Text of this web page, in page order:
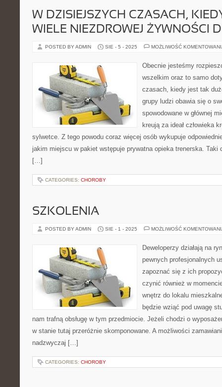
W DZISIEJSZYCH CZASACH,
WIELE NIEZDROWEJ ŻYWNOŚCI
POSTED BY ADMIN SIE - 5 - 2025 MOŻLIWOŚĆ
Obecnie jesteśmy
wszelkim oraz to samo
czasach, kiedy jest tak
grupy ludzi obawia się o
spowodowane w głównej
kreują za ideał człowieka
sylwetce. Z tego powodu coraz więcej osób wykupuje
jakim miejscu w pakiet wstępuje prywatna opieka trenerska. Taki
[…]
CATEGORIES: CHOROBY
SZKOLENIA
POSTED BY ADMIN SIE - 1 - 2025 MOŻLIWOŚĆ
Deweloperzy działają na
pewnych profesjonalnych
zapoznać się z ich
czynić również w
wnętrz do lokalu
będzie wziąć pod uwagę
nam trafną obsługę w tym przedmiocie. Jeżeli chodzi o
w stanie tutaj przeróżnie skomponowane. A możliwości
nadzwyczaj […]
CATEGORIES: CHOROBY